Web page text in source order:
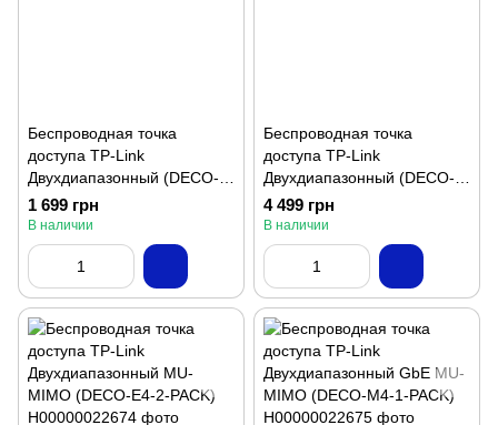
Беспроводная точка
доступа TP-Link
Двухдиапазонный (DECO-
E4-1-PACK)
1 699 грн
В наличии
Беспроводная точка
доступа TP-Link
Двухдиапазонный (DECO-
E4-3-PACK)
4 499 грн
В наличии